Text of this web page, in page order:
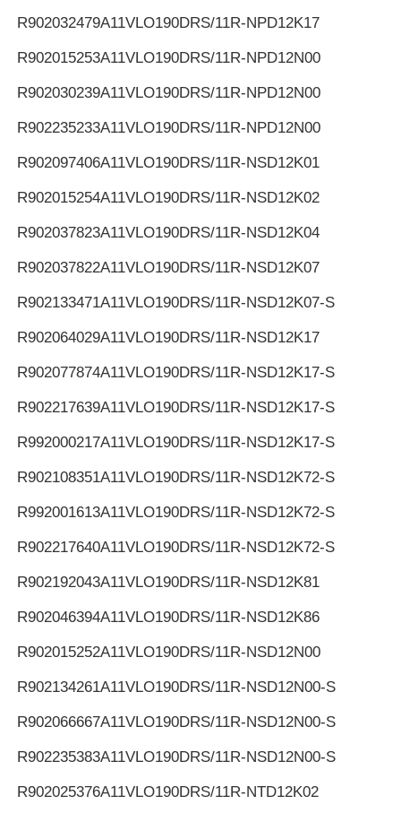
R902032479A11VLO190DRS/11R-NPD12K17
R902015253A11VLO190DRS/11R-NPD12N00
R902030239A11VLO190DRS/11R-NPD12N00
R902235233A11VLO190DRS/11R-NPD12N00
R902097406A11VLO190DRS/11R-NSD12K01
R902015254A11VLO190DRS/11R-NSD12K02
R902037823A11VLO190DRS/11R-NSD12K04
R902037822A11VLO190DRS/11R-NSD12K07
R902133471A11VLO190DRS/11R-NSD12K07-S
R902064029A11VLO190DRS/11R-NSD12K17
R902077874A11VLO190DRS/11R-NSD12K17-S
R902217639A11VLO190DRS/11R-NSD12K17-S
R992000217A11VLO190DRS/11R-NSD12K17-S
R902108351A11VLO190DRS/11R-NSD12K72-S
R992001613A11VLO190DRS/11R-NSD12K72-S
R902217640A11VLO190DRS/11R-NSD12K72-S
R902192043A11VLO190DRS/11R-NSD12K81
R902046394A11VLO190DRS/11R-NSD12K86
R902015252A11VLO190DRS/11R-NSD12N00
R902134261A11VLO190DRS/11R-NSD12N00-S
R902066667A11VLO190DRS/11R-NSD12N00-S
R902235383A11VLO190DRS/11R-NSD12N00-S
R902025376A11VLO190DRS/11R-NTD12K02